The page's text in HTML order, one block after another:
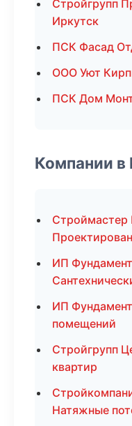
Стройгрупп
Иркутск
ПСК Фасад
ООО Уют
ПСК Дом
Компании в
ИП
ИП
помещений
Стройгрупп
квартир
Натяжные